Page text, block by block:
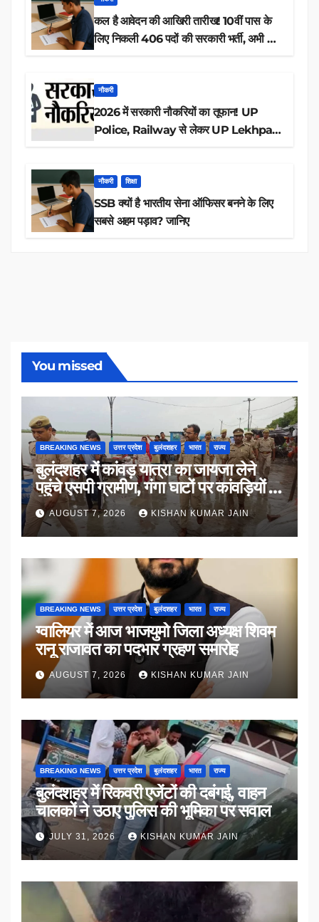
कल है आवेदन की आखिरी तारीख! 10वीं पास के
लिए निकली 406 पदों की सरकारी भर्ती, अभी करें
नौकरी
2026 में सरकारी नौकरियों का तूफान! UP
Police, Railway से लेकर UP Lekhpal
नौकरी शिक्षा
SSB क्यों है भारतीय सेना ऑफिसर बनने के लिए
सबसे अहम पड़ाव? जानिए
You missed
BREAKING NEWS उत्तर प्रदेश बुलंदशहर भारत राज्य
बुलंदशहर में कांवड़ यात्रा का जायजा लेने
पहुंचे एसपी ग्रामीण, गंगा घाटों पर कांवड़ियों से
किया संवाद
AUGUST 7, 2026 KISHAN KUMAR JAIN
BREAKING NEWS उत्तर प्रदेश बुलंदशहर भारत राज्य
ग्वालियर में आज भाजयुमो जिला अध्यक्ष शिवम
रानू राजावत का पदभार ग्रहण समारोह
AUGUST 7, 2026 KISHAN KUMAR JAIN
BREAKING NEWS उत्तर प्रदेश बुलंदशहर भारत राज्य
बुलंदशहर में रिकवरी एजेंटों की दबंगई, वाहन
चालकों ने उठाए पुलिस की भूमिका पर सवाल
JULY 31, 2026 KISHAN KUMAR JAIN